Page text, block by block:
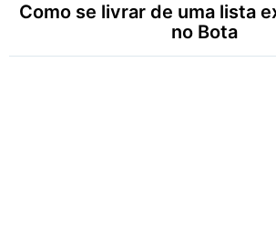
Como se livrar de uma lista
no Bota